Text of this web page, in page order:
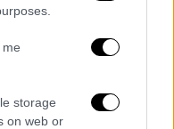
storage
on web or